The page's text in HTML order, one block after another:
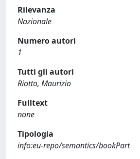
Rilevanza
Nazionale
Numero autori
1
Tutti gli autori
Riotto, Maurizio
Fulltext
none
Tipologia
info:eu-repo/semantics/bookPart